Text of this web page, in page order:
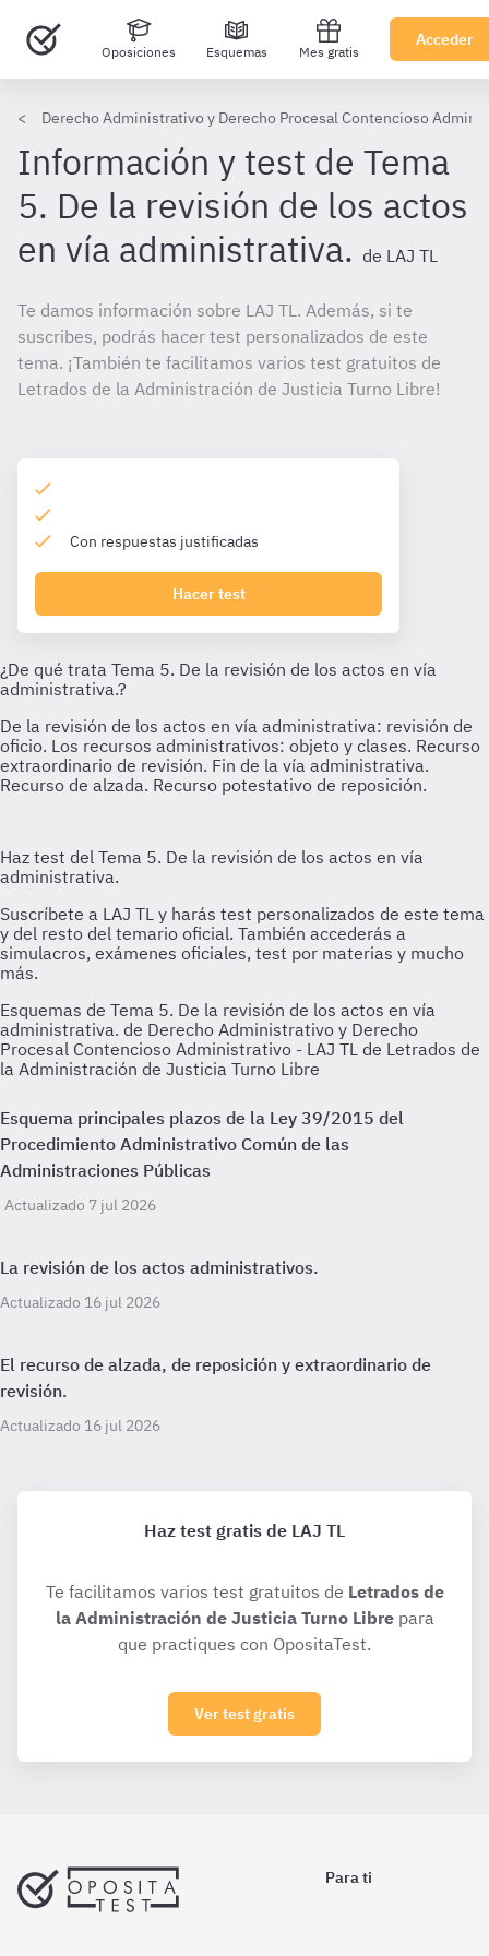
Oposiciones Esquemas Mes gratis
Acceder
Derecho Administrativo y Derecho Procesal Contencioso
Información y test de Tema
5. De la revisión de los actos
en vía administrativa. de LAJ TL
Te damos información sobre LAJ TL. Además, si te
suscribes, podrás hacer test personalizados de este
tema. ¡También te facilitamos varios test gratuitos de
Letrados de la Administración de Justicia Turno Libre!
Con respuestas justificadas
Hacer test
Esquemas de Tema 5. De la revisión de los actos en vía
administrativa. de Derecho Administrativo y Derecho
Procesal Contencioso Administrativo - LAJ TL de Letrados de
la Administración de Justicia Turno Libre
Esquema principales plazos de la Ley 39/2015 del
Procedimiento Administrativo Común de las
Administraciones Públicas
Actualizado 7 jul 2026
La revisión de los actos administrativos.
Actualizado 16 jul 2026
El recurso de alzada, de reposición y extraordinario de
revisión.
Actualizado 16 jul 2026
Haz test gratis de LAJ TL
Te facilitamos varios test gratuitos de Letrados de
la Administración de Justicia Turno Librepara
que practiques con OpositaTest.
Ver test gratis
Para ti